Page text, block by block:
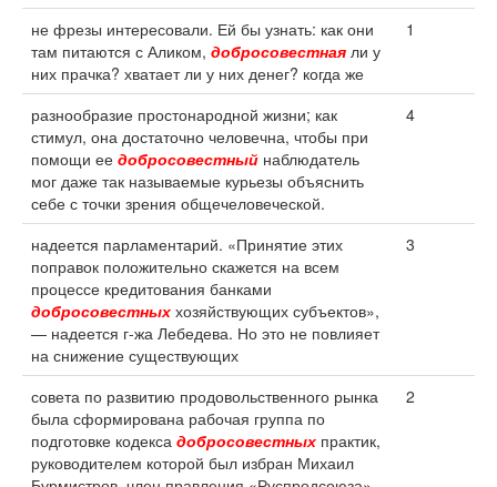
не фрезы интересовали. Ей бы узнать: как они
там питаются с Аликом, добросовестная ли у
них прачка? хватает ли у них денег? когда же
1
разнообразие простонародной жизни; как
стимул, она достаточно человечна, чтобы при
помощи ее добросовестный наблюдатель
мог даже так называемые курьезы объяснить
себе с точки зрения общечеловеческой.
4
надеется парламентарий. «Принятие этих
поправок положительно скажется на всем
процессе кредитования банками
добросовестных хозяйствующих субъектов»,
— надеется г-жа Лебедева. Но это не повлияет
на снижение существующих
3
совета по развитию продовольственного рынка
была сформирована рабочая группа по
подготовке кодекса добросовестных практик,
руководителем которой был избран Михаил
2